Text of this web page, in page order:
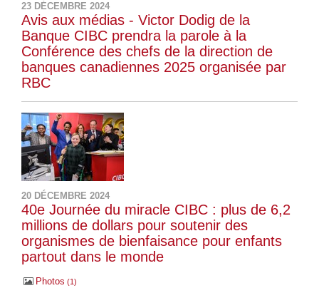
23 DÉCEMBRE 2024
Avis aux médias - Victor Dodig de la
Banque CIBC prendra la parole à la
Conférence des chefs de la direction de
banques canadiennes 2025 organisée par
RBC
20 DÉCEMBRE 2024
40e Journée du miracle CIBC : plus de 6,2
millions de dollars pour soutenir des
organismes de bienfaisance pour enfants
partout dans le monde
Photos 1